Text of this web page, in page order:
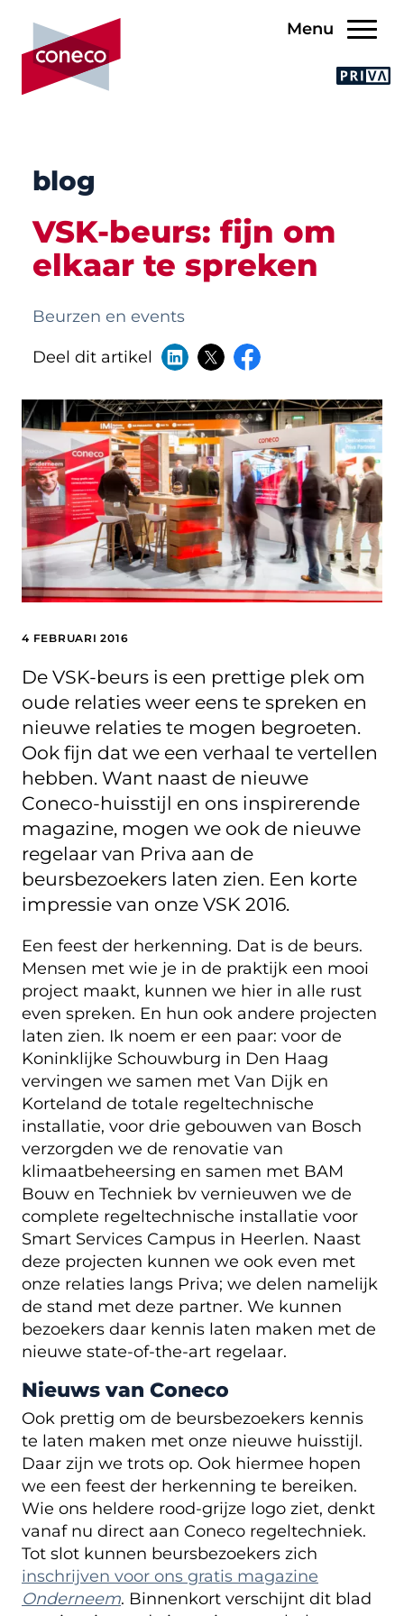
Menu
blog
VSK-beurs: fijn om
elkaar te spreken
Beurzen en events
Deel dit artikel
4 FEBRUARI 2016
De VSK-beurs is een prettige plek om
oude relaties weer eens te spreken en
nieuwe relaties te mogen begroeten.
Ook fijn dat we een verhaal te vertellen
hebben. Want naast de nieuwe
Coneco-huisstijl en ons inspirerende
magazine, mogen we ook de nieuwe
regelaar van Priva aan de
beursbezoekers laten zien. Een korte
impressie van onze VSK 2016.
Een feest der herkenning. Dat is de beurs.
Mensen met wie je in de praktijk een mooi
project maakt, kunnen we hier in alle rust
even spreken. En hun ook andere projecten
laten zien. Ik noem er een paar: voor de
Koninklijke Schouwburg in Den Haag
vervingen we samen met Van Dijk en
Korteland de totale regeltechnische
installatie, voor drie gebouwen van Bosch
verzorgden we de renovatie van
klimaatbeheersing en samen met BAM
Bouw en Techniek bv vernieuwen we de
complete regeltechnische installatie voor
Smart Services Campus in Heerlen. Naast
deze projecten kunnen we ook even met
onze relaties langs Priva; we delen namelijk
de stand met deze partner. We kunnen
bezoekers daar kennis laten maken met de
nieuwe state-of-the-art regelaar.
Nieuws van Coneco
Ook prettig om de beursbezoekers kennis
te laten maken met onze nieuwe huisstijl.
Daar zijn we trots op. Ook hiermee hopen
we een feest der herkenning te bereiken.
Wie ons heldere rood-grijze logo ziet, denkt
vanaf nu direct aan Coneco regeltechniek.
Tot slot kunnen beursbezoekers zich
inschrijven voor ons gratis magazine
Onderneem. Binnenkort verschijnt dit blad